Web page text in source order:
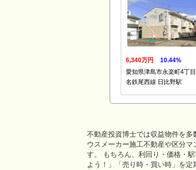
6,340万円
10.44%
愛知県津島市永楽町4丁目
名鉄尾西線 日比野駅
不動産投資博士では収益物件を
ウスメーカー施工不動産や区分
す。 もちろん、利回り・価格・
よう！」「売り時・買い時」を